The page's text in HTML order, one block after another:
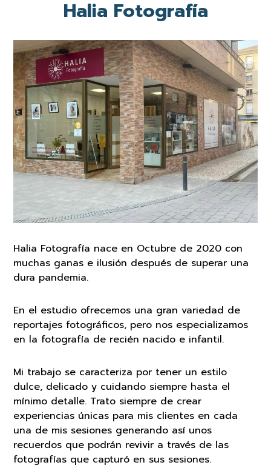
Halia Fotografía
Halia Fotografía nace en Octubre de 2020 con
muchas ganas e ilusión después de superar una
dura pandemia.
En el estudio ofrecemos una gran variedad de
reportajes fotográficos, pero nos especializamos
en la fotografía de recién nacido e infantil.
Mi trabajo se caracteriza por tener un estilo
dulce, delicado y cuidando siempre hasta el
mínimo detalle. Trato siempre de crear
experiencias únicas para mis clientes en cada
una de mis sesiones generando así unos
recuerdos que podrán revivir a través de las
fotografías que capturó en sus sesiones.